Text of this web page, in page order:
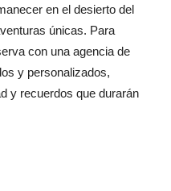
en el desierto del
únicas. Para
con una agencia de
y personalizados,
y recuerdos que durarán